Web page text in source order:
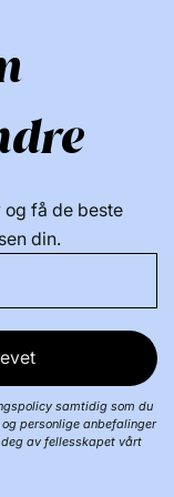
få de beste
din.
samtidig som du
personlige anbefalinger
av fellesskapet vårt